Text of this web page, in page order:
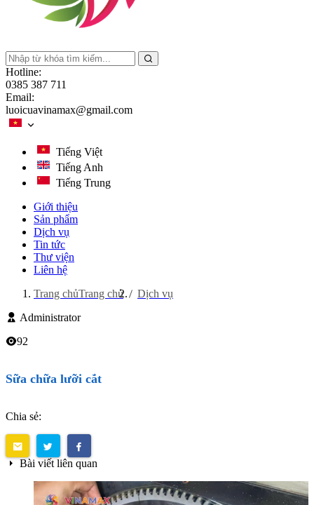
Hotline:
0385 387 711
Email:
luoicuavinamax@gmail.com
Tiếng Việt
Tiếng Anh
Tiếng Trung
Giới thiệu
Sản phẩm
Dịch vụ
Tin tức
Thư viện
Liên hệ
Trang chủTrang chủ
Dịch vụ
Administrator
92
Sữa chữa lưỡi cắt
Chia sẻ:
Bài viết liên quan